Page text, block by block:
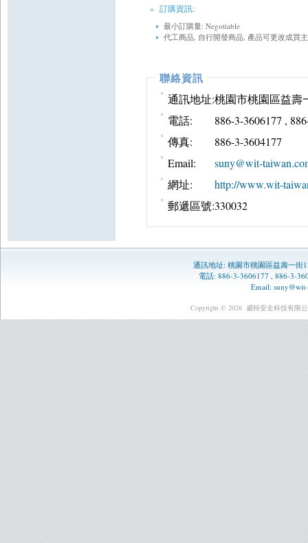
» 訂購資訊:
最小訂購量: Negotiable
代工商品, 自行開發商品, 產品可更改成買
聯絡資訊
通訊地址:桃園市桃園區益壽
電話:
886-3-3606177 ,
傳真:
886-3-3604177
Email:
suny@wit-
網址:
http://www.wit-
郵遞區號:330032
通訊地址: 桃園市桃園區益壽一街
電話: 886-3-3606177 , 886-3-
Email:
Copyright © 2026 威特安全科技有限